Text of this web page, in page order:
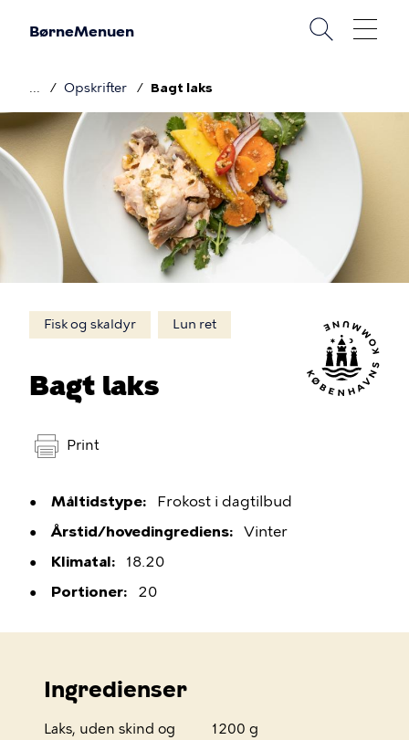
BørneMenuen
Brødkrumme
Opskrifter Bagt laks
Billede
Fisk og skaldyr Lun ret
Bagt laks
Print
Måltidstype
Frokost i dagtilbud
Årstid/hovedingrediens
Vinter
Klimatal
18.20
Portioner
20
Ingredienser
Laks, uden skind og
1200 g